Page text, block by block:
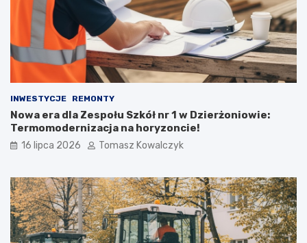
INWESTYCJE REMONTY
Nowa era dla Zespołu Szkół nr 1 w Dzierżoniowie:
Termomodernizacja na horyzoncie!
16 lipca 2026 Tomasz Kowalczyk